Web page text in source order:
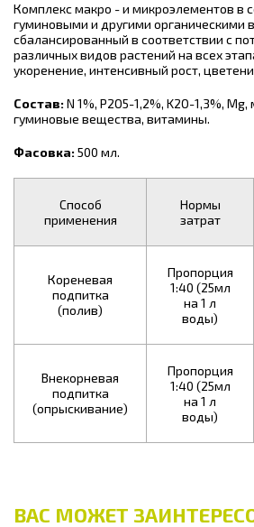
Комплекс макро - и микроэлементов в
гуминовыми и другими органическими
сбалансированный в соответствии с
различных видов растений на всех
укоренение, интенсивный рост,
Состав:N 1%, P2O5-1,2%, K2O-1,3%,
гуминовые вещества, витамины.
Фасовка:500 мл.
Способ
применения
Нормы
затрат
Кореневая
подпитка
(полив)
Пропорция
1:40 (25мл
на 1 л
воды)
Внекорневая
подпитка
(опрыскивание)
Пропорция
1:40 (25мл
на 1 л
воды)
ВАС МОЖЕТ